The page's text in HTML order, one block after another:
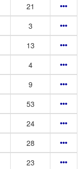
21
3
13
4
9
53
24
28
23